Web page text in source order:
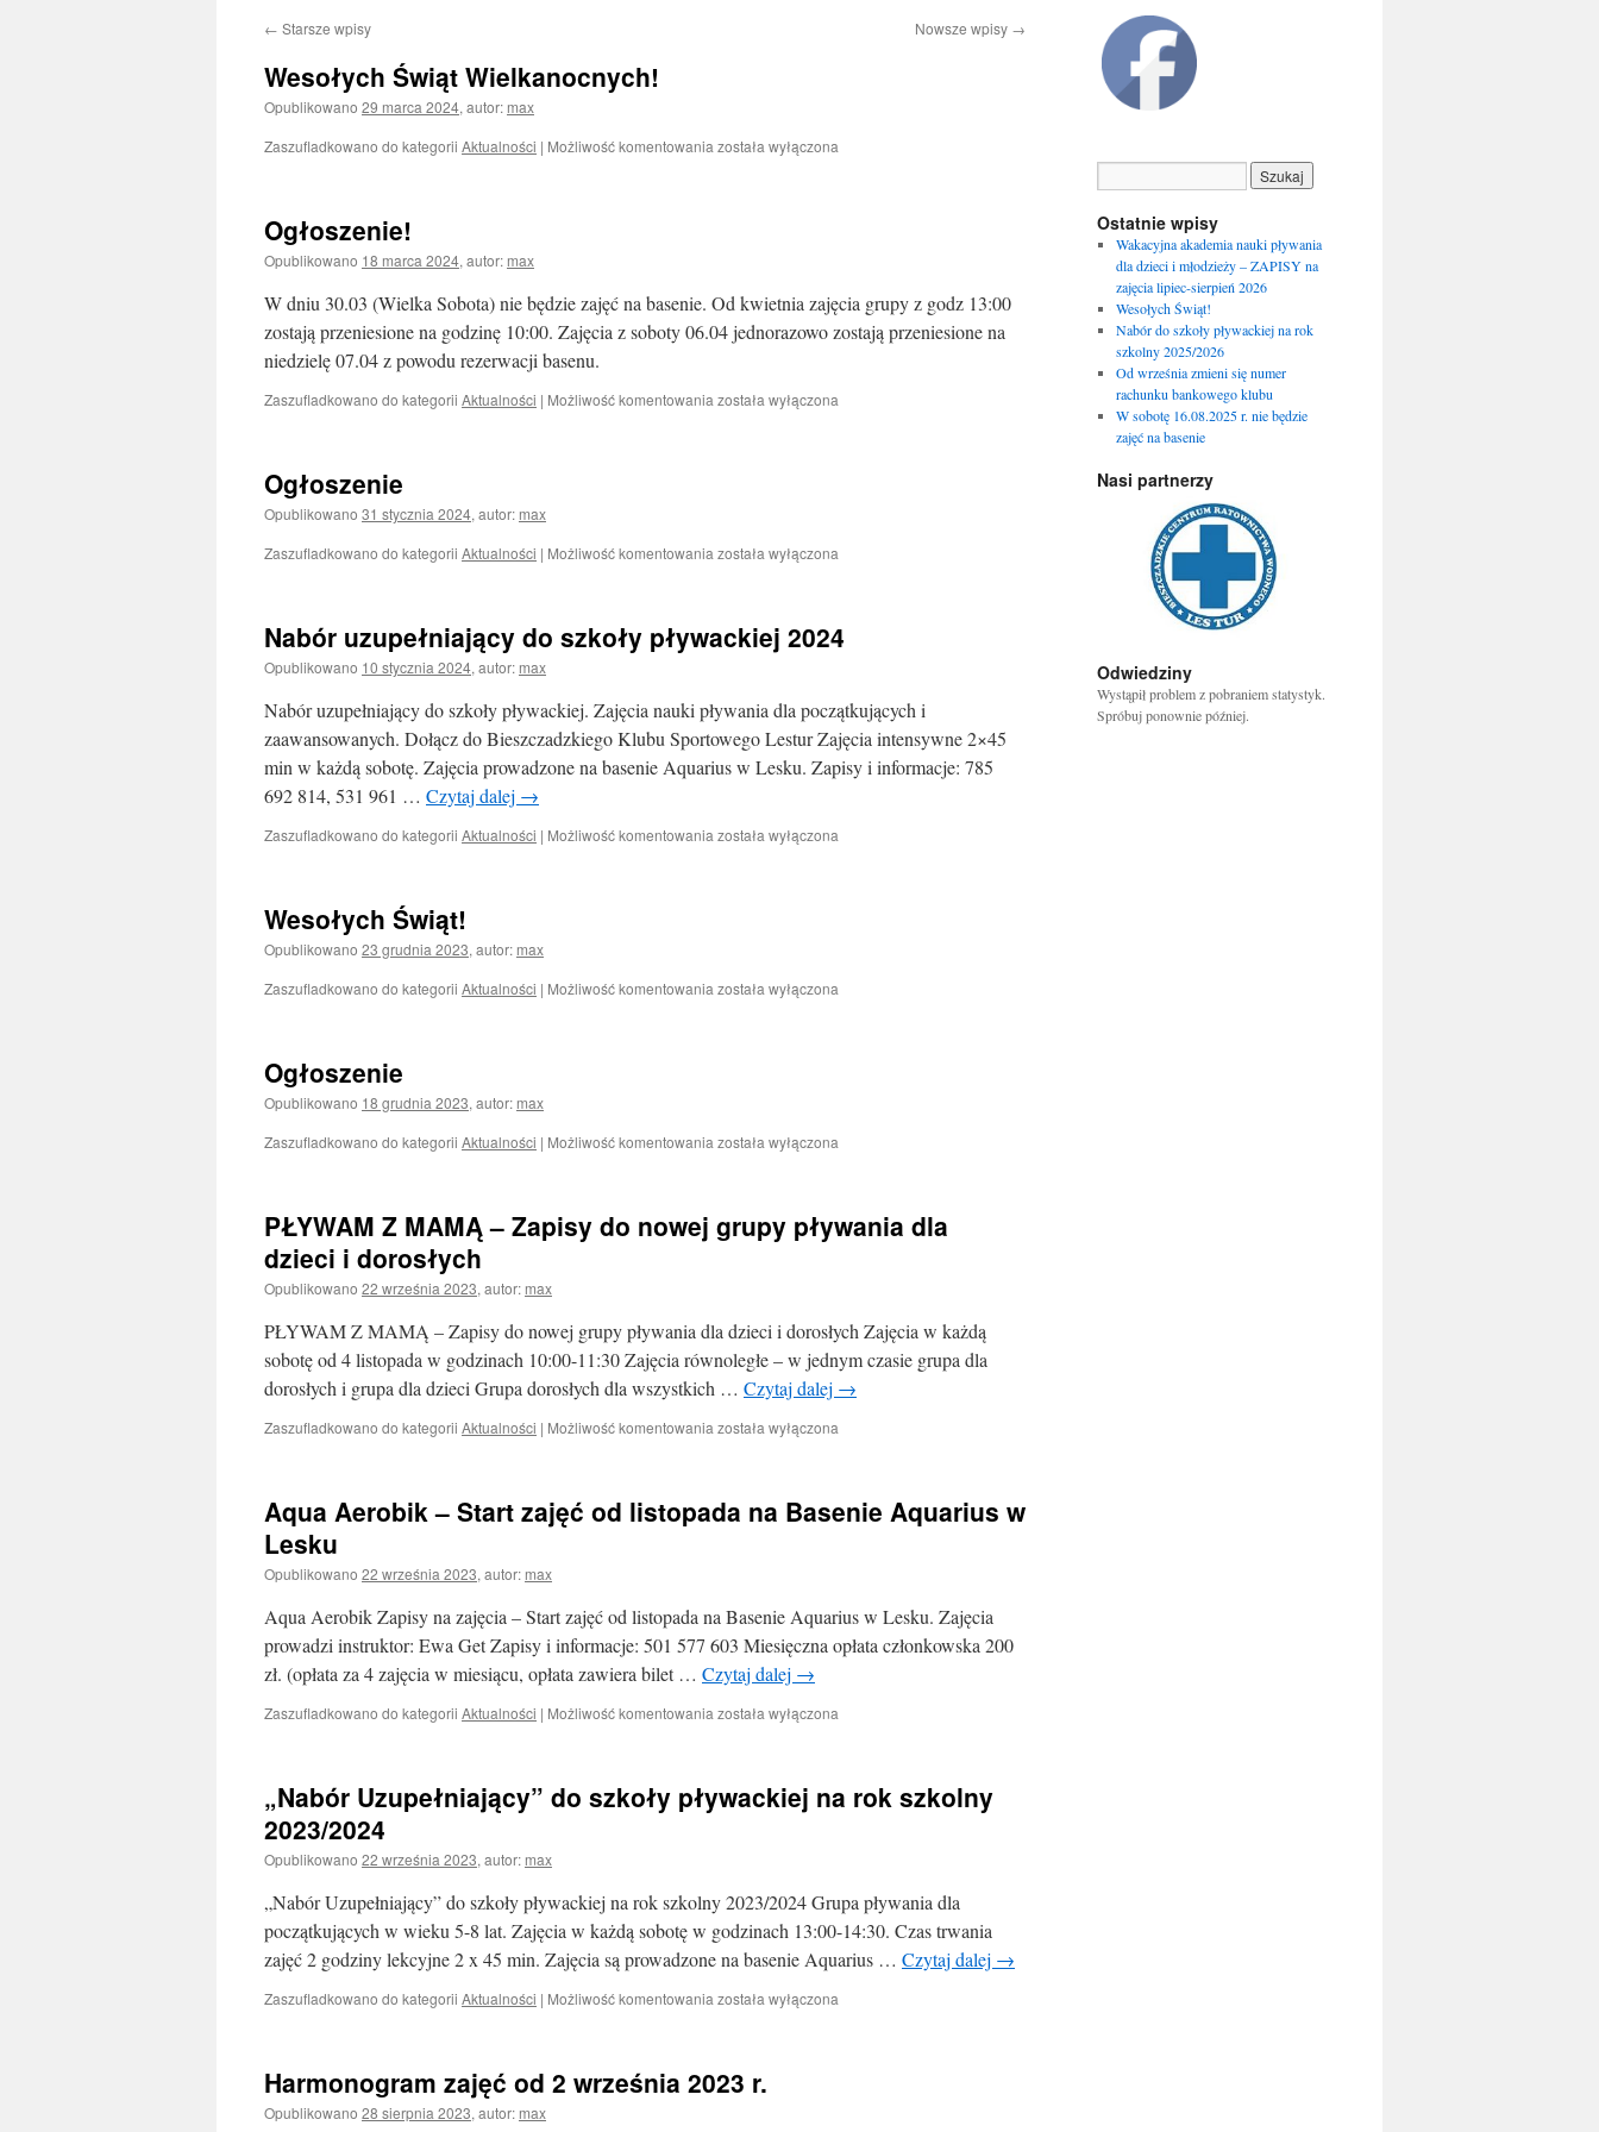
← Starsze wpisy Nowsze wpisy →
Wesołych Świąt Wielkanocnych!
Opublikowano 29 marca 2024, autor: max
Zaszufladkowano do kategorii Aktualności | Możliwość komentowania Wesołych
została wyłączona
Ogłoszenie!
Opublikowano 18 marca 2024, autor: max
W dniu 30.03 (Wielka Sobota) nie będzie zajęć na basenie. Od kwietnia zajęcia grupy z godz 13:00
zostają przeniesione na godzinę 10:00. Zajęcia z soboty 06.04 jednorazowo zostają przeniesione na
niedzielę 07.04 z powodu rezerwacji basenu.
Zaszufladkowano do kategorii Aktualności | Możliwość komentowania Ogłoszenie!
została wyłączona
Ogłoszenie
Opublikowano 31 stycznia 2024, autor: max
Zaszufladkowano do kategorii Aktualności | Możliwość komentowania Ogłoszenie
została wyłączona
Nabór uzupełniający do szkoły pływackiej 2024
Opublikowano 10 stycznia 2024, autor: max
Nabór uzupełniający do szkoły pływackiej. Zajęcia nauki pływania dla początkujących i
zaawansowanych. Dołącz do Bieszczadzkiego Klubu Sportowego Lestur Zajęcia intensywne 2×45
min w każdą sobotę. Zajęcia prowadzone na basenie Aquarius w Lesku. Zapisy i informacje: 785
692 814, 531 961 … Czytaj dalej →
Zaszufladkowano do kategorii Aktualności | Możliwość komentowania Nabór
została wyłączona
Wesołych Świąt!
Opublikowano 23 grudnia 2023, autor: max
Zaszufladkowano do kategorii Aktualności | Możliwość komentowania Wesołych
została wyłączona
Ogłoszenie
Opublikowano 18 grudnia 2023, autor: max
Zaszufladkowano do kategorii Aktualności | Możliwość komentowania Ogłoszenie
została wyłączona
PŁYWAM Z MAMĄ – Zapisy do nowej grupy pływania dla
dzieci i dorosłych
Opublikowano 22 września 2023, autor: max
PŁYWAM Z MAMĄ – Zapisy do nowej grupy pływania dla dzieci i dorosłych Zajęcia w każdą
sobotę od 4 listopada w godzinach 10:00-11:30 Zajęcia równoległe – w jednym czasie grupa dla
dorosłych i grupa dla dzieci Grupa dorosłych dla wszystkich … Czytaj dalej →
Zaszufladkowano do kategorii Aktualności | Możliwość komentowania PŁYWAM
Zapisy
dla
dzieci
dorosłych
została wyłączona
Aqua Aerobik – Start zajęć od listopada na Basenie Aquarius w
Lesku
Opublikowano 22 września 2023, autor: max
Aqua Aerobik Zapisy na zajęcia – Start zajęć od listopada na Basenie Aquarius w Lesku. Zajęcia
prowadzi instruktor: Ewa Get Zapisy i informacje: 501 577 603 Miesięczna opłata członkowska 200
zł. (opłata za 4 zajęcia w miesiącu, opłata zawiera bilet … Czytaj dalej →
Zaszufladkowano do kategorii Aktualności | Możliwość komentowania Aqua
zajęć
Aquarius
w
Lesku
została wyłączona
„Nabór Uzupełniający” do szkoły pływackiej na rok szkolny
2023/2024
Opublikowano 22 września 2023, autor: max
„Nabór Uzupełniający” do szkoły pływackiej na rok szkolny 2023/2024 Grupa pływania dla
początkujących w wieku 5-8 lat. Zajęcia w każdą sobotę w godzinach 13:00-14:30. Czas trwania
zajęć 2 godziny lekcyjne 2 x 45 min. Zajęcia są prowadzone na basenie Aquarius … Czytaj dalej →
Zaszufladkowano do kategorii Aktualności | Możliwość komentowania „Nabór
pływackiej
została wyłączona
Harmonogram zajęć od 2 września 2023 r.
Opublikowano 28 sierpnia 2023, autor: max
Ostatnie wpisy
Wakacyjna akademia nauki pływania
dla dzieci i młodzieży – ZAPISY na
zajęcia lipiec-sierpień 2026
Wesołych Świąt!
Nabór do szkoły pływackiej na rok
szkolny 2025/2026
Od września zmieni się numer
rachunku bankowego klubu
W sobotę 16.08.2025 r. nie będzie
zajęć na basenie
Nasi partnerzy
Odwiedziny
Wystąpił problem z pobraniem statystyk.
Spróbuj ponownie później.